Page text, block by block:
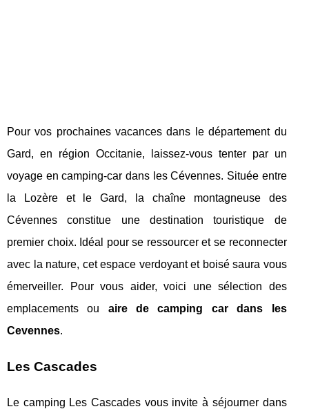
Pour vos prochaines vacances dans le département du
Gard, en région Occitanie, laissez-vous tenter par un
voyage en camping-car dans les Cévennes. Située entre
la Lozère et le Gard, la chaîne montagneuse des
Cévennes constitue une destination touristique de
premier choix. Idéal pour se ressourcer et se reconnecter
avec la nature, cet espace verdoyant et boisé saura vous
émerveiller. Pour vous aider, voici une sélection des
emplacements ou aire de camping car dans les
Cevennes.
Les Cascades
Le camping Les Cascades vous invite à séjourner dans